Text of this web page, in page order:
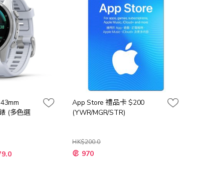
(多色選
App Store 禮品卡 $200
(YWR/MGR/STR)
HK$200.0
970